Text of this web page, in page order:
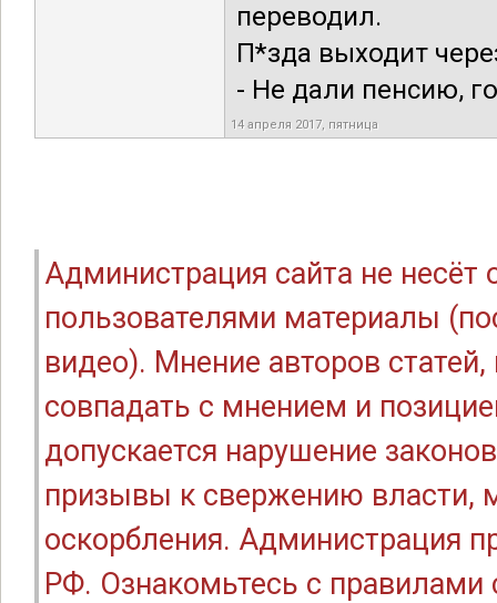
переводил.
П*зда выходит
- Не дали пенсию,
14 апреля 2017, пятница
Администрация сайта не
пользователями материалы
видео). Мнение авторов
совпадать с мнением и
допускается нарушение
призывы к свержению власти,
оскорбления. Администрация
РФ. Ознакомьтесь с правилами